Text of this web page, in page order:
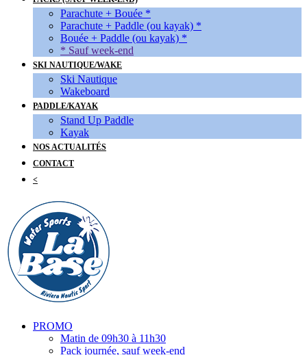
Parachute + Bouée *
Parachute + Paddle (ou kayak) *
Bouée + Paddle (ou kayak) *
* Sauf week-end
SKI NAUTIQUE/WAKE
Ski Nautique
Wakeboard
PADDLE/KAYAK
Stand Up Paddle
Kayak
NOS ACTUALITÉS
CONTACT
<
PROMO
Matin de 09h30 à 11h30
Pack journée, sauf week-end